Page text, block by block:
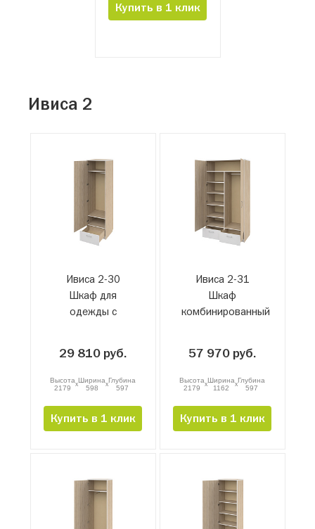
Купить в 1 клик
Ивиса 2
Ивиса 2-30
Шкаф для
одежды с
29 810 руб.
Высота
2179
xШирина
598
xГлубина
597
Купить в 1 клик
Ивиса 2-31
Шкаф
комбинированный
57 970 руб.
Высота
2179
xШирина
1162
xГлубина
597
Купить в 1 клик